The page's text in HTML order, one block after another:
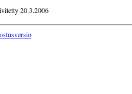
20.3.2006